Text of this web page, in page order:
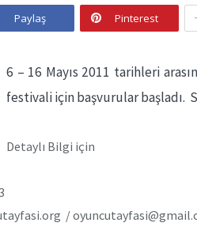
Paylaş Pinterest
6 – 16 Mayıs 2011 tarihleri
festivali için başvurular başladı.
Detaylı Bilgi için
/